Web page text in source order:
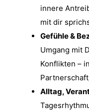
innere
mit dir
Gefühle &
Umgang mit
Konflikten –
Alltag,